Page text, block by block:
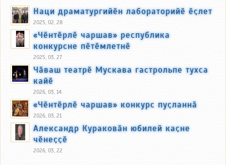
Наци драматургийӗн лабораторийӗ ӗҫлет
2025, 02, 28
«Чӗнтӗрлӗ чаршав» республика
конкурсне пӗтӗмлетнӗ
2025, 03, 27
Чӑваш театрӗ Мускава гастрольпе тухса
кайӗ
2026, 03, 14
«Чӗнтӗрлӗ чаршав» конкурс пуҫланнӑ
2026, 03, 21
Александр Кураковӑн юбилей каҫне
чӗнеҫҫӗ
2026, 03, 22